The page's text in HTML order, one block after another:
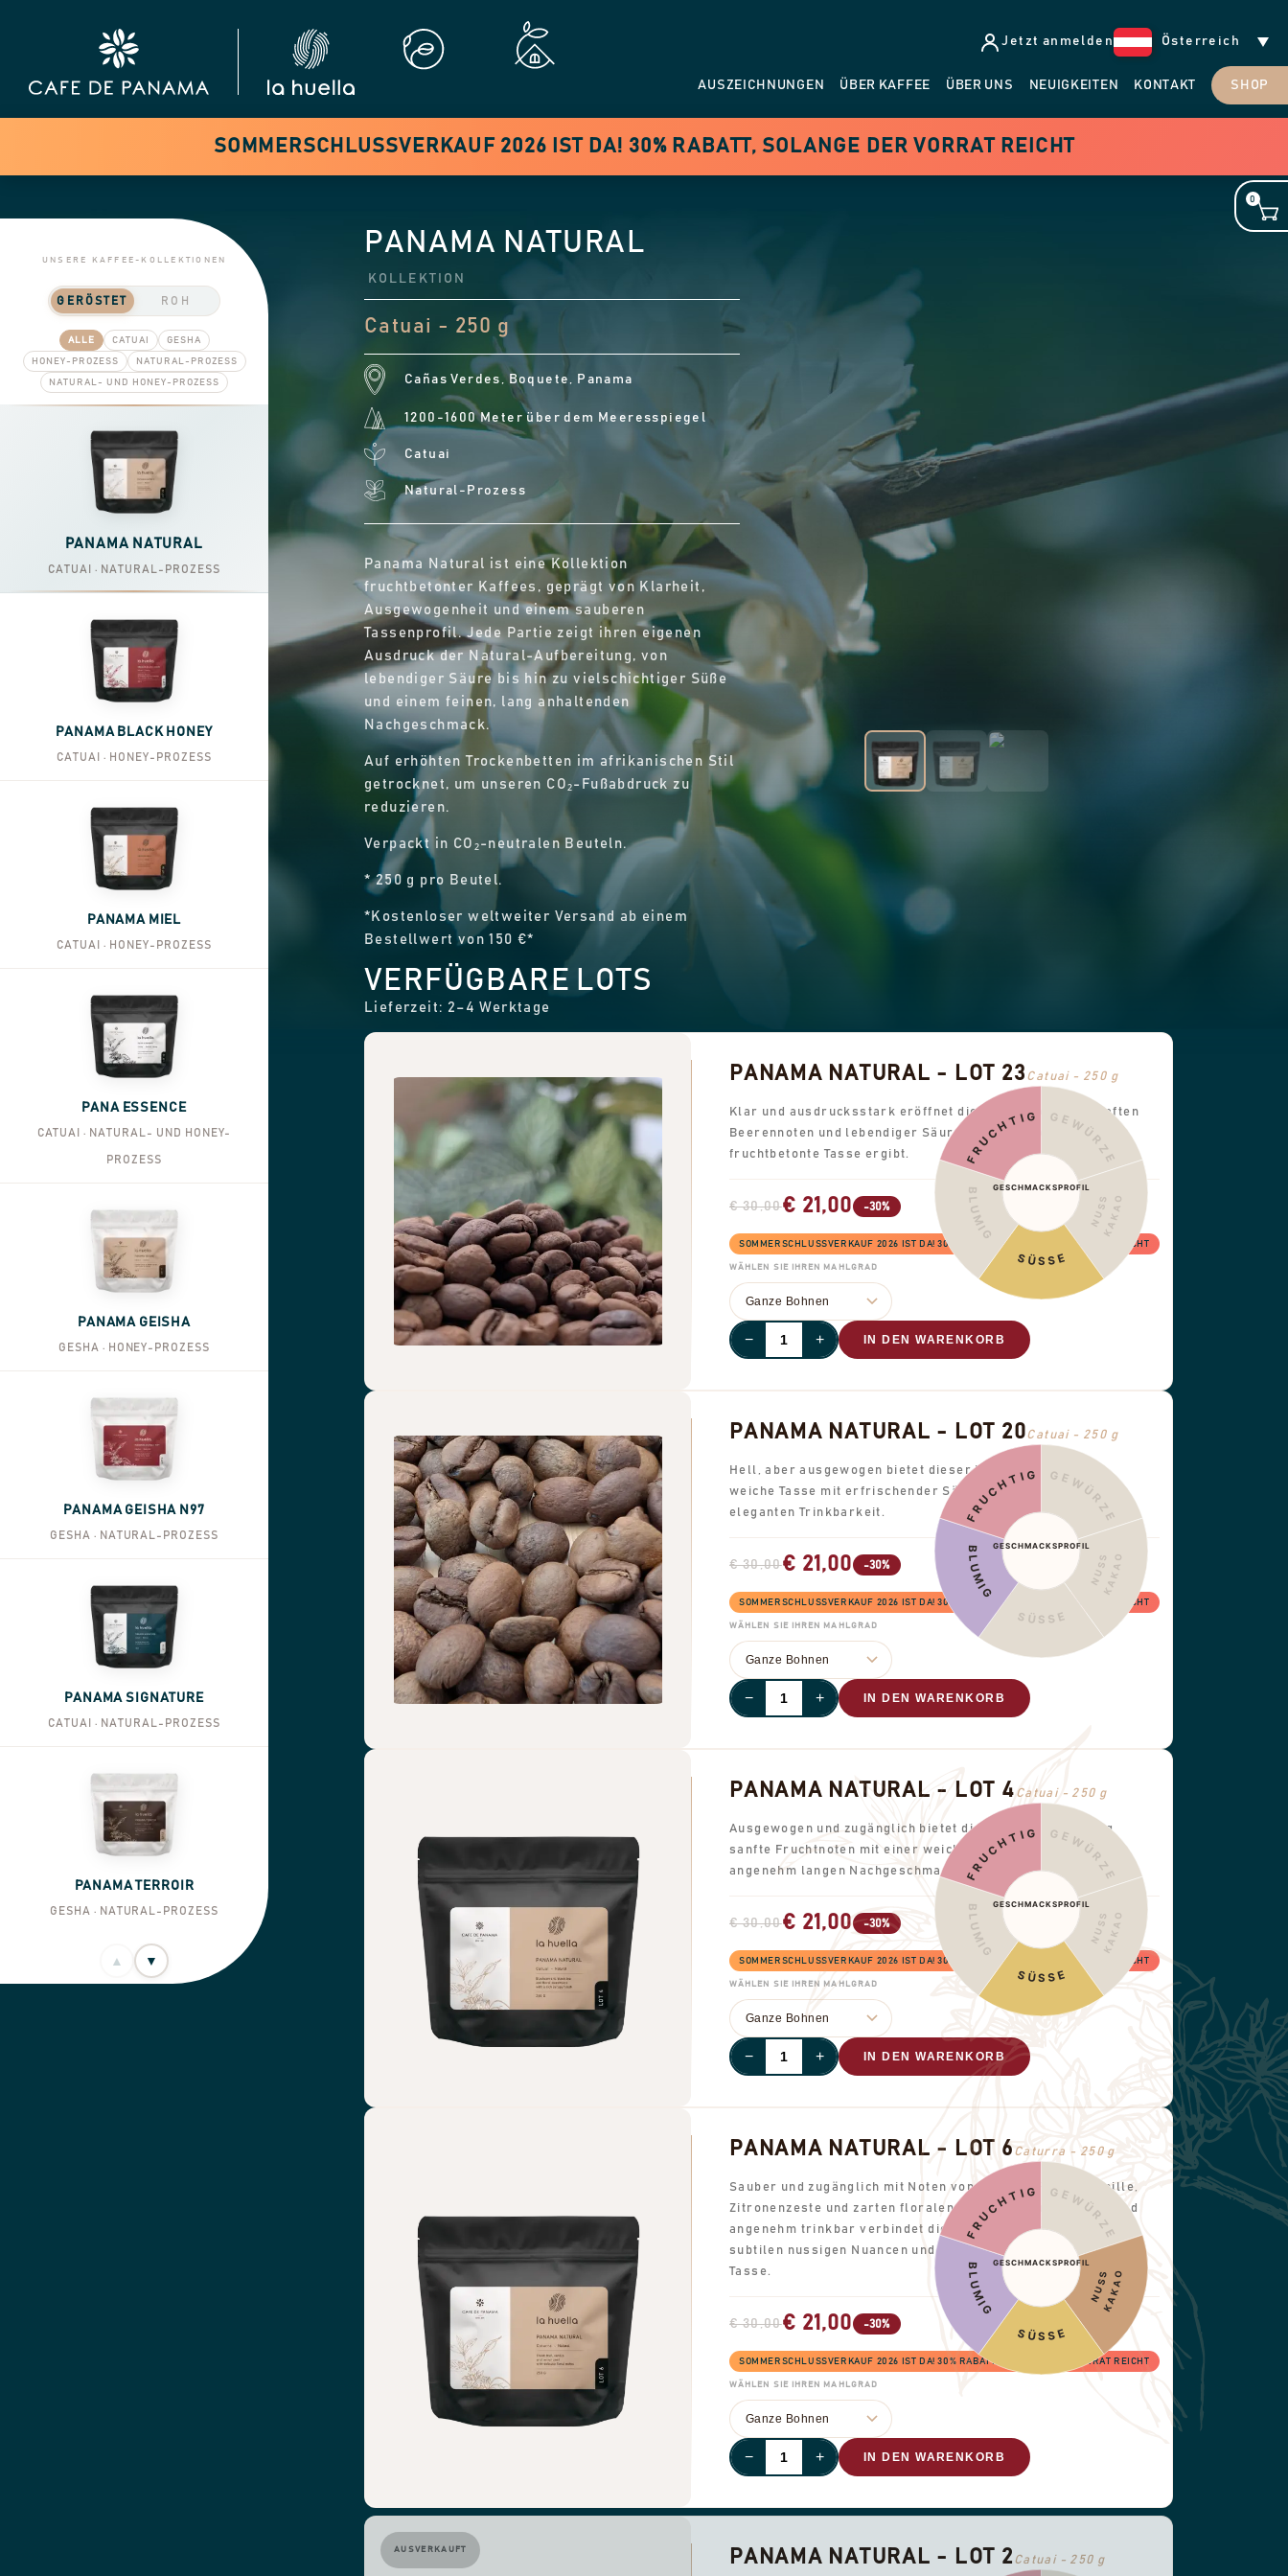
Jetzt anmelden Österreich
AUSZEICHNUNGEN ÜBER KAFFEE ÜBER UNS NEUIGKEITEN KONTAKT SHOP
0
SOMMERSCHLUSSVERKAUF 2026 IST DA! 30% RABATT, SOLANGE DER VORRAT REICHT
UNSERE KAFFEE-KOLLEKTIONEN
GERÖSTET ROH
ALLE CATUAI GESHA
HONEY-PROZESS NATURAL-PROZESS
NATURAL- UND HONEY-PROZESS
PANAMA NATURAL
CATUAI · NATURAL-PROZESS
PANAMA BLACK HONEY
CATUAI · HONEY-PROZESS
PANAMA MIEL
CATUAI · HONEY-PROZESS
PANA ESSENCE
CATUAI · NATURAL- UND HONEY-
PROZESS
PANAMA GEISHA
GESHA · HONEY-PROZESS
PANAMA GEISHA N97
GESHA · NATURAL-PROZESS
PANAMA SIGNATURE
CATUAI · NATURAL-PROZESS
PANAMA TERROIR
GESHA · NATURAL-PROZESS
▲ ▼
PANAMA NATURAL
KOLLEKTION
Catuai - 250 g
Cañas Verdes, Boquete, Panama
1200-1600 Meter über dem Meeresspiegel
Catuai
Natural-Prozess
Panama Natural ist eine Kollektion
fruchtbetonter Kaffees, geprägt von Klarheit,
Ausgewogenheit und einem sauberen
Tassenprofil. Jede Partie zeigt ihren eigenen
Ausdruck der Natural-Aufbereitung, von
lebendiger Säure bis hin zu vielschichtiger Süße
und einem feinen, lang anhaltenden
Nachgeschmack.
Auf erhöhten Trockenbetten im afrikanischen Stil
getrocknet, um unseren CO₂-Fußabdruck zu
reduzieren.
Verpackt in CO₂-neutralen Beuteln.
* 250 g pro Beutel.
*Kostenloser weltweiter Versand ab einem
Bestellwert von 150 €*
VERFÜGBARE LOTS
Lieferzeit: 2–4 Werktage
GEWÜRZE
NUSSKAKAO
SÜSSE
BLUMIG
FRUCHTIG
GESCHMACKSPROFIL
PANAMA NATURAL - LOT 23 Catuai - 250 g
Klar und ausdrucksstark eröffnet dieser Kaffee mit lebhaften
Beerennoten und lebendiger Säure, was eine helle und
fruchtbetonte Tasse ergibt.
€ 30,00€ 21,00 -30%
SOMMERSCHLUSSVERKAUF 2026 IST DA! 30% RABATT, SOLANGE DER VORRAT REICHT
WÄHLEN SIE IHREN MAHLGRAD
− + IN DEN WARENKORB
GEWÜRZE
NUSSKAKAO
SÜSSE
BLUMIG
FRUCHTIG
GESCHMACKSPROFIL
PANAMA NATURAL - LOT 20Catuai - 250 g
Hell, aber ausgewogen bietet dieser Kaffee eine saubere,
weiche Tasse mit erfrischender Säure und einer leichten,
eleganten Trinkbarkeit.
€ 30,00€ 21,00 -30%
SOMMERSCHLUSSVERKAUF 2026 IST DA! 30% RABATT, SOLANGE DER VORRAT REICHT
WÄHLEN SIE IHREN MAHLGRAD
− + IN DEN WARENKORB
GEWÜRZE
NUSSKAKAO
SÜSSE
BLUMIG
FRUCHTIG
GESCHMACKSPROFIL
PANAMA NATURAL - LOT 4 Catuai - 250 g
Ausgewogen und zugänglich bietet diese mittlere Röstung
sanfte Fruchtnoten mit einer weichen Struktur und einem
angenehm langen Nachgeschmack.
€ 30,00€ 21,00 -30%
SOMMERSCHLUSSVERKAUF 2026 IST DA! 30% RABATT, SOLANGE DER VORRAT REICHT
WÄHLEN SIE IHREN MAHLGRAD
− + IN DEN WARENKORB
GEWÜRZE
NUSSKAKAO
SÜSSE
BLUMIG
FRUCHTIG
GESCHMACKSPROFIL
PANAMA NATURAL - LOT 6 Caturra - 250 g
Sauber und zugänglich mit Noten von frischer Frucht, Vanille,
Zitronenzeste und zarten floralen Akzenten. Ausgewogen und
angenehm trinkbar verbindet dieser Kaffee sanfte Süße mit
subtilen nussigen Nuancen und ergibt eine helle, harmonische
Tasse.
€ 30,00€ 21,00 -30%
SOMMERSCHLUSSVERKAUF 2026 IST DA! 30% RABATT, SOLANGE DER VORRAT REICHT
WÄHLEN SIE IHREN MAHLGRAD
− + IN DEN WARENKORB
AUSVERKAUFT PANAMA NATURAL - LOT 2 Catuai - 250 g